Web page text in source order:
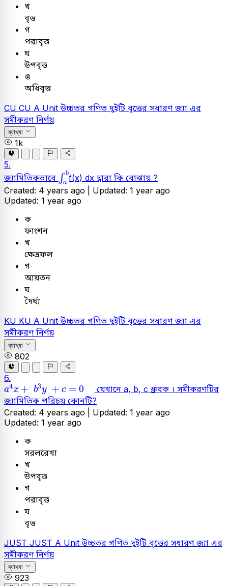
খ
বৃত্ত
গ
পরাবৃত্ত
ঘ
উপবৃত্ত
ঙ
অধিবৃত্ত
CU CU A Unitউচ্চতর গণিত দুইটি বৃত্তের সধারণ জ্যা এর
সমীকরণ নির্ণয়
ব্যাখ্যা
1k
5.
জ্যামিতিকভাবে ∫ b
a
ab
f(x) dx দ্বারা কি বোঝায় ?
Created: 4 years ago | Updated: 1 year ago
Updated: 1 year ago
ক
ফাংশন
খ
ক্ষেত্রফল
গ
আয়তন
ঘ
দৈর্ঘ্য
KU KU A Unitউচ্চতর গণিত দুইটি বৃত্তের সধারণ জ্যা এর
সমীকরণ নির্ণয়
ব্যাখ্যা
802
6.
a4x + b3y + c = 0
a4 + b3 +
যেখানে a, b, c ধ্রুবক । সমীকরণটির
জ্যামিতিক পরিচয় কোনটি?
Created: 4 years ago | Updated: 1 year ago
Updated: 1 year ago
ক
সরলরেখা
খ
উপবৃত্ত
গ
পরাবৃত্ত
ঘ
বৃত্ত
JUST JUST A Unitউচ্চতর গণিত দুইটি বৃত্তের সধারণ জ্যা এর
সমীকরণ নির্ণয়
ব্যাখ্যা
923